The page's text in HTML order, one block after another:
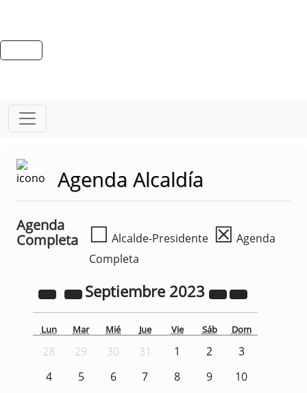
Agenda Alcaldía
Agenda
Completa
☐ Alcalde-Presidente ☒ Agenda
Completa
Septiembre 2023
Lun Mar Mié Jue Vie Sáb Dom
28 29 30 31 1 2
3
4
5 6 7 8 9
10